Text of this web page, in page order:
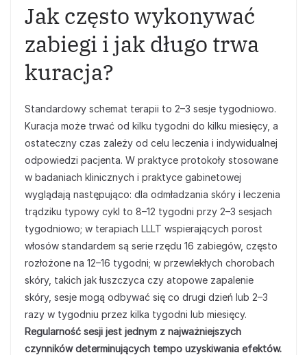
Jak często wykonywać
zabiegi i jak długo trwa
kuracja?
Standardowy schemat terapii to 2–3 sesje tygodniowo.
Kuracja może trwać od kilku tygodni do kilku miesięcy, a
ostateczny czas zależy od celu leczenia i indywidualnej
odpowiedzi pacjenta. W praktyce protokoły stosowane
w badaniach klinicznych i praktyce gabinetowej
wyglądają następująco: dla odmładzania skóry i leczenia
trądziku typowy cykl to 8–12 tygodni przy 2–3 sesjach
tygodniowo; w terapiach LLLT wspierających porost
włosów standardem są serie rzędu 16 zabiegów, często
rozłożone na 12–16 tygodni; w przewlekłych chorobach
skóry, takich jak łuszczyca czy atopowe zapalenie
skóry, sesje mogą odbywać się co drugi dzień lub 2–3
razy w tygodniu przez kilka tygodni lub miesięcy.
Regularność sesji jest jednym z najważniejszych
czynników determinujących tempo uzyskiwania efektów.